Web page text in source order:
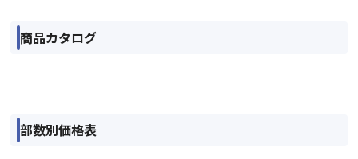
商品カタログ
部数別価格表